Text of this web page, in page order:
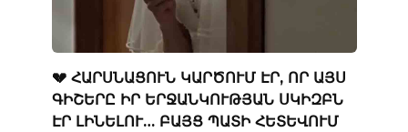
💔 ՀԱՐՍՆԱՑՈՒՆ ԿԱՐԾՈՒՄ ԷՐ, ՈՐ ԱՅՍ
ԳԻՇԵՐԸ ԻՐ ԵՐՋԱՆԿՈՒԹՅԱՆ ՍԿԻԶԲՆ
ԷՐ ԼԻՆԵԼՈՒ… ԲԱՅՑ ՊԱՏԻ ՀԵՏԵՎՈՒՄ